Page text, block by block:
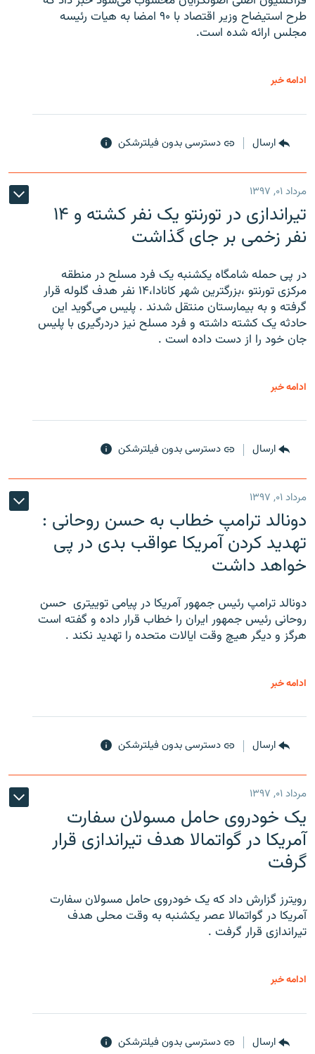
طرح استیضاح وزیر اقتصاد با ۹۰ امضا به هیات رئیسه
مجلس ارائه شده است.
ادامه خبر
ارسال دسترسی بدون فیلترشکن
مرداد ۰۱, ۱۳۹۷
تیراندازی در تورنتو یک نفر کشته و ۱۴
نفر زخمی بر جای گذاشت
در پی حمله شامگاه یکشنبه یک فرد مسلح در منطقه
مرکزی تورنتو ،‌بزرگترین شهر کانادا،۱۴ نفر هدف گلوله قرار
گرفته و به بیمارستان منتقل شدند . پلیس می‌گوید این
حادثه یک کشته داشته و فرد مسلح نیز دردرگیری با پلیس
جان خود را از دست داده است .
ادامه خبر
ارسال دسترسی بدون فیلترشکن
مرداد ۰۱, ۱۳۹۷
دونالد ترامپ خطاب به حسن روحانی :
تهدید کردن آمریکا عواقب بدی در پی
خواهد داشت
دونالد ترامپ رئیس جمهور آمریکا در پیامی توییتری ‌ حسن
روحانی رئیس جمهور ایران را خطاب قرار داده و گفته است
هرگز و دیگر هیچ وقت ایالات متحده را تهدید نکند .
ادامه خبر
ارسال دسترسی بدون فیلترشکن
مرداد ۰۱, ۱۳۹۷
یک خودروی حامل مسولان سفارت
آمریکا در گواتمالا هدف تیراندازی قرار
گرفت
رویترز گزارش داد که یک خودروی حامل مسولان سفارت
آمریکا در گواتمالا عصر یکشنبه به وقت محلی هدف
تیراندازی قرار گرفت .
ادامه خبر
ارسال دسترسی بدون فیلترشکن